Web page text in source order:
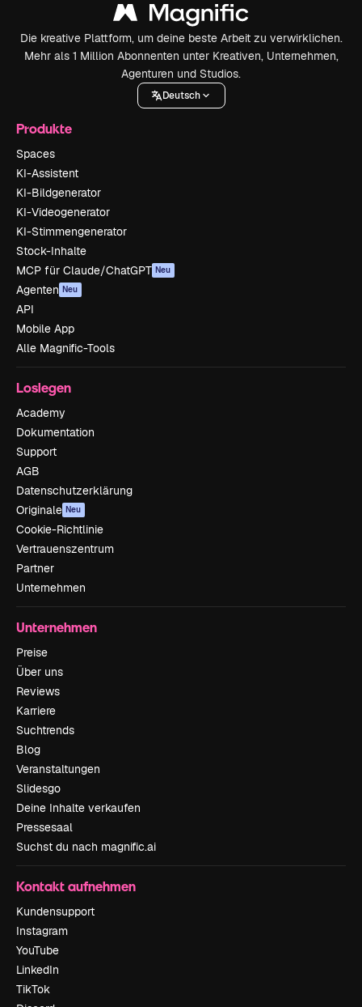
Die kreative Plattform, um deine beste Arbeit zu verwirklichen.
Mehr als 1 Million Abonnenten unter Kreativen, Unternehmen,
Agenturen und Studios.
Deutsch
Produkte
Spaces
KI-Assistent
KI-Bildgenerator
KI-Videogenerator
KI-Stimmengenerator
Stock-Inhalte
MCP für Claude/ChatGPT Neu
Agenten Neu
API
Mobile App
Alle Magnific-Tools
Loslegen
Academy
Dokumentation
Support
AGB
Datenschutzerklärung
Originale Neu
Cookie-Richtlinie
Vertrauenszentrum
Partner
Unternehmen
Unternehmen
Preise
Über uns
Reviews
Karriere
Suchtrends
Blog
Veranstaltungen
Slidesgo
Deine Inhalte verkaufen
Pressesaal
Suchst du nach magnific.ai
Kontakt aufnehmen
Kundensupport
Instagram
YouTube
LinkedIn
TikTok